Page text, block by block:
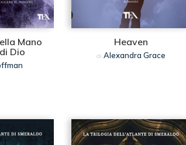
Mano
Dio
Heaven
di Alexandra Grace